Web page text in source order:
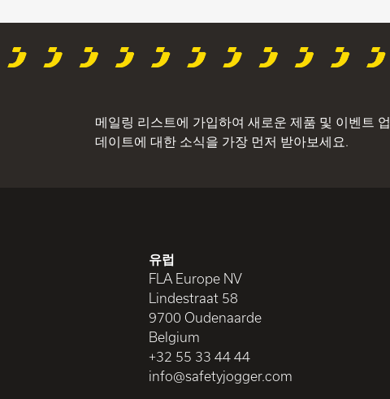
메일링 리스트에 가입하여 새로운 제품 및 이벤트 업
데이트에 대한 소식을 가장 먼저 받아보세요.
유럽
FLA Europe NV
Lindestraat 58
9700 Oudenaarde
Belgium
+32 55 33 44 44
info@safetyjogger.com